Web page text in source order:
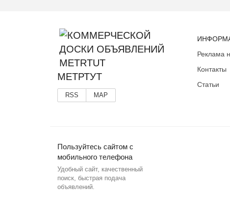
МЕТРТУТ
RSS MAP
Реклама
Контакты
Статьи
Пользуйтесь сайтом с
мобильного телефона
Удобный сайт, качественный
поиск, быстрая подача
объявлений.